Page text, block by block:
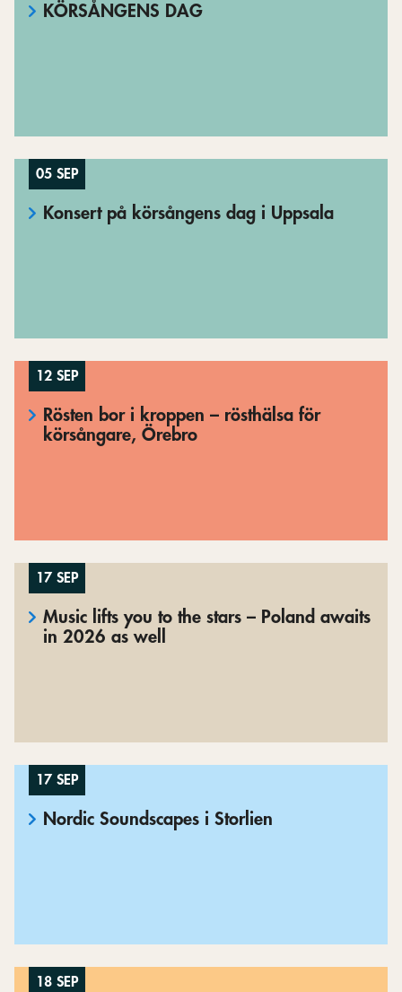
KÖRSÅNGENS DAG
05 SEP
Konsert på körsångens dag i Uppsala
12 SEP
Rösten bor i kroppen – rösthälsa för
körsångare, Örebro
17 SEP
Music lifts you to the stars – Poland awaits
in 2026 as well
17 SEP
Nordic Soundscapes i Storlien
18 SEP